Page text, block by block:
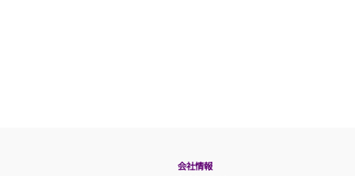
​会社情報